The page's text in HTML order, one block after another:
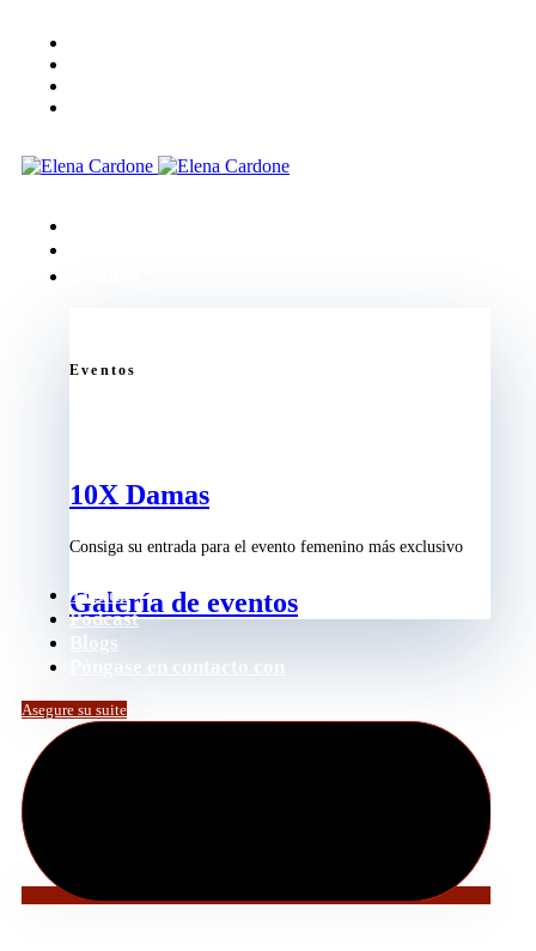
Eventos
10X Damas
Consiga su entrada para el evento femenino más exclusivo
Galería de eventos
Tienda
Podcast
Blogs
Póngase en contacto con
Asegure su suite